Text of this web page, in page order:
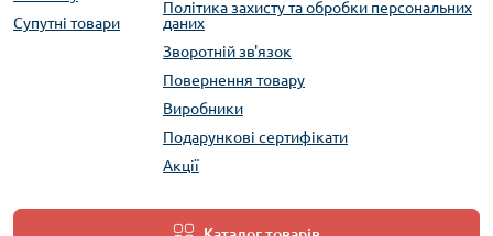
Супутні товари
Політика захисту та обробки персональних
даних
Зворотній зв'язок
Повернення товару
Виробники
Подарункові сертифікати
Акції